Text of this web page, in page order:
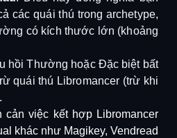
các quái thú trong archetype,
có kích thước lớn (khoảng
hồi Thường hoặc Đặc biệt bất
quái thú Libromancer (trừ khi
.
cản việc kết hợp Libromancer
khác như Magikey, Vendread